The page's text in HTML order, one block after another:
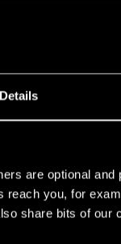
Details
are optional
you, for
share bits of our